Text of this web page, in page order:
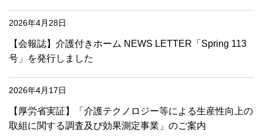
2026年4月28日
【会報誌】介護付きホーム NEWS LETTER「Spring 113
号」を発行しました
2026年4月17日
【厚労省実証】「介護テクノロジー等による生産性向上の
取組に関する調査及び効果測定事業」のご案内